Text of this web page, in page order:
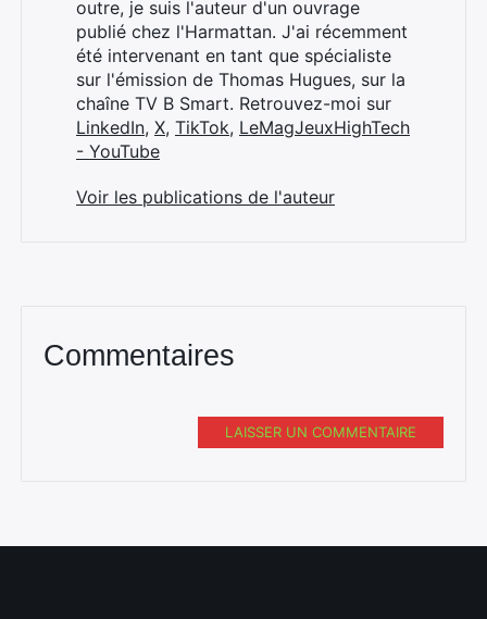
outre, je suis l'auteur d'un ouvrage
publié chez l'Harmattan. J'ai récemment
été intervenant en tant que spécialiste
sur l'émission de Thomas Hugues, sur la
chaîne TV B Smart. Retrouvez-moi sur
LinkedIn, X, TikTok, LeMagJeuxHighTech
- YouTube
Voir les publications de l'auteur
Commentaires
LAISSER UN COMMENTAIRE
Rechercher